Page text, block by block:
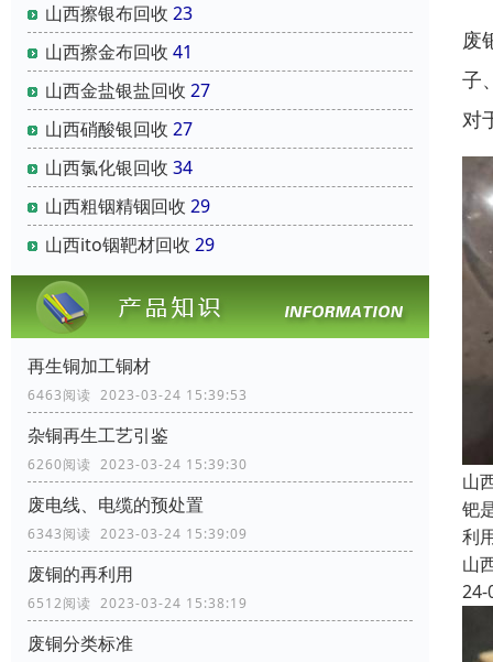
山西擦银布回收 23
山西擦金布回收 41
山西金盐银盐回收 27
山西硝酸银回收 27
山西氯化银回收 34
山西粗铟精铟回收 29
山西ito铟靶材回收 29
再生铜加工铜材
6463阅读 2023-03-24 15:39:53
杂铜再生工艺引鉴
6260阅读 2023-03-24 15:39:30
废电线、电缆的预处置
6343阅读 2023-03-24 15:39:09
废铜的再利用
6512阅读 2023-03-24 15:38:19
废铜分类标准
废
子
对
山
钯
利
山
24-